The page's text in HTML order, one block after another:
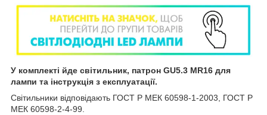
У комплекті йде світильник, патрон GU5.3 MR16 для
лампи та інструкція з експлуатації.
Світильники відповідають ГОСТ Р МЕК 60598-1-2003, ГОСТ Р
МЕК 60598-2-4-99.